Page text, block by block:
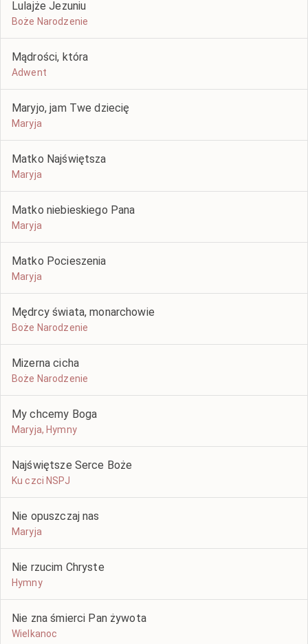
Lulajże Jezuniu
Boże Narodzenie
Mądrości, która
Adwent
Maryjo, jam Twe dziecię
Maryja
Matko Najświętsza
Maryja
Matko niebieskiego Pana
Maryja
Matko Pocieszenia
Maryja
Mędrcy świata, monarchowie
Boże Narodzenie
Mizerna cicha
Boże Narodzenie
My chcemy Boga
Maryja, Hymny
Najświętsze Serce Boże
Ku czci NSPJ
Nie opuszczaj nas
Maryja
Nie rzucim Chryste
Hymny
Nie zna śmierci Pan żywota
Wielkanoc